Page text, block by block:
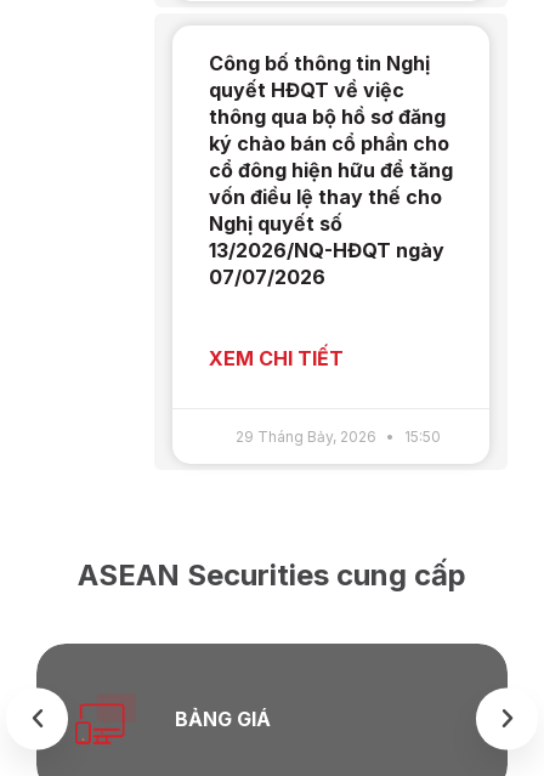
Công bố thông tin Nghị
quyết HĐQT về việc
thông qua bộ hồ sơ đăng
ký chào bán cổ phần cho
cổ đông hiện hữu để tăng
vốn điều lệ thay thế cho
Nghị quyết số
13/2026/NQ-HĐQT ngày
07/07/2026
XEM CHI TIẾT
29 Tháng Bảy, 2026 15:50
ASEAN Securities cung cấp
BẢNG GIÁ